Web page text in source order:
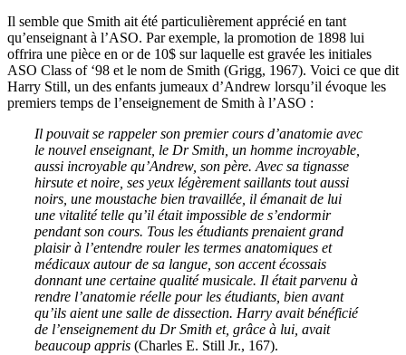
Il semble que Smith ait été particulièrement apprécié en tant
qu’enseignant à l’ASO. Par exemple, la promotion de 1898 lui
offrira une pièce en or de 10$ sur laquelle estgravée les initiales
ASO Class of ‘98 et le nom de Smith (Grigg, 1967). Voici ce que dit
Harry Still, un des enfants jumeaux d’Andrew lorsqu’il évoque les
premiers temps de l’enseignement de Smith à l’ASO :
Il pouvait se rappeler son premier cours d’anatomie avec
le nouvel enseignant, le Dr Smith, un homme incroyable,
aussi incroyable qu’Andrew, son père. Avec sa tignasse
hirsute et noire, ses yeux légèrement saillants tout aussi
noirs, une moustache bien travaillée, il émanait de lui
une vitalité telle qu’il était impossible de s’endormir
pendant son cours. Tous les étudiants prenaient grand
plaisir à l’entendre rouler les termes anatomiques et
médicaux autour de sa langue, son accent écossais
donnant une certaine qualité musicale. Il était parvenu à
rendre l’anatomie réelle pour les étudiants, bien avant
qu’ils aient une salle de dissection. Harry avait bénéficié
de l’enseignement du Dr Smith et, grâce à lui, avait
beaucoup appris (Charles E. Still Jr., 167).